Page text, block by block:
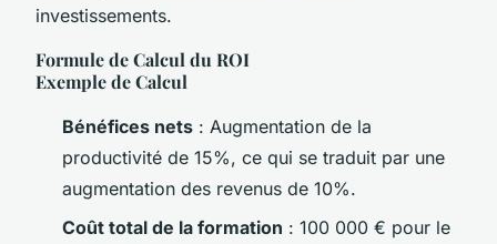
investissements.
Formule de Calcul du ROI
Exemple de Calcul
Bénéfices nets : Augmentation de la
productivité de 15%, ce qui se traduit par une
augmentation des revenus de 10%.
Coût total de la formation : 100 000 € pour le